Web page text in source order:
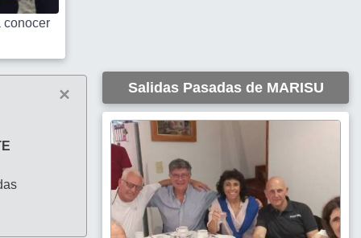
conocer
× Salidas Pasadas de MARISU